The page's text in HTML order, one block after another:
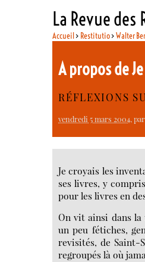
La Revue des
Accueil> Restitutio>Walter
A propos de
RÉFLEXIONS
vendredi 5 mars 2004,
Je croyais les
ses livres, y
pour les livres en
On vit ainsi dans la
un peu fétiches,
revisités, de Saint-
regroupés là où